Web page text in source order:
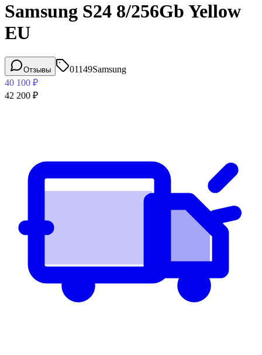
Samsung S24 8/256Gb Yellow
EU
Отзывы 01149Samsung
40 100 ₽
42 200 ₽